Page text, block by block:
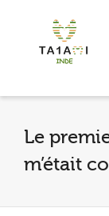
Le
m’était